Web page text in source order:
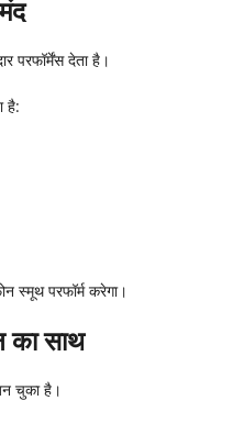
परफॉर्मेंस देता है।
है:
स्मूथ परफॉर्म करेगा।
का साथ
चुका है।